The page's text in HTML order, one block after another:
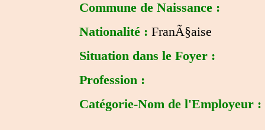
Commune de Naissance :
Nationalité : FranÃ§aise
Situation dans le Foyer :
Profession :
Catégorie-Nom de l'Employeur :